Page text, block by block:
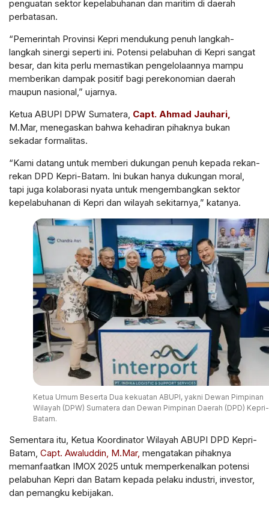
penguatan sektor kepelabuhanan dan maritim di daerah
perbatasan.
“Pemerintah Provinsi Kepri mendukung penuh langkah-
langkah sinergi seperti ini. Potensi pelabuhan di Kepri sangat
besar, dan kita perlu memastikan pengelolaannya mampu
memberikan dampak positif bagi perekonomian daerah
maupun nasional,” ujarnya.
Ketua ABUPI DPW Sumatera, Capt. Ahmad Jauhari,
M.Mar, menegaskan bahwa kehadiran pihaknya bukan
sekadar formalitas.
“Kami datang untuk memberi dukungan penuh kepada rekan-
rekan DPD Kepri-Batam. Ini bukan hanya dukungan moral,
tapi juga kolaborasi nyata untuk mengembangkan sektor
kepelabuhanan di Kepri dan wilayah sekitarnya,” katanya.
Ketua Umum Beserta Dua kekuatan ABUPI, yakni Dewan Pimpinan
Wilayah (DPW) Sumatera dan Dewan Pimpinan Daerah (DPD) Kepri-
Batam.
Sementara itu, Ketua Koordinator Wilayah ABUPI DPD Kepri-
Batam, Capt. Awaluddin, M.Mar, mengatakan pihaknya
memanfaatkan IMOX 2025 untuk memperkenalkan potensi
pelabuhan Kepri dan Batam kepada pelaku industri, investor,
dan pemangku kebijakan.